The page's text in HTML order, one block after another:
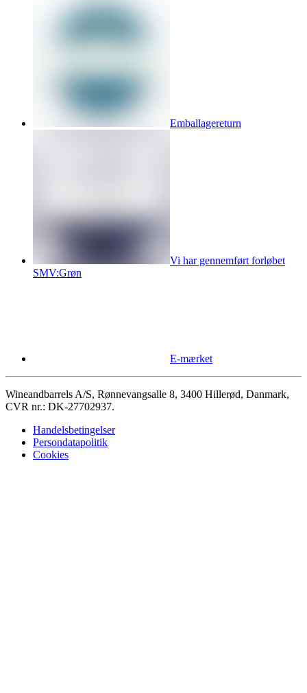
Emballagereturn
Vi har gennemført forløbet
SMV:Grøn
E-mærket
Wineandbarrels A/S, Rønnevangsalle 8, 3400 Hillerød, Danmark,
CVR nr.: DK-27702937.
Handelsbetingelser
Persondatapolitik
Cookies